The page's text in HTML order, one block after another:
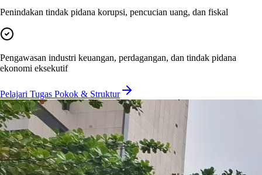
Penindakan tindak pidana korupsi, pencucian uang, dan fiskal
Pengawasan industri keuangan, perdagangan, dan tindak pidana
ekonomi eksekutif
Pelajari Tugas Pokok & Struktur